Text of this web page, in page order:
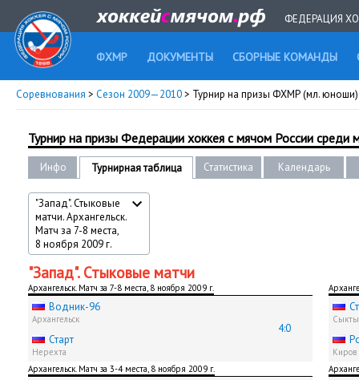
ФЕДЕРАЦИЯ
ФХМР ДОКУМЕНТЫ СБОРНЫЕ КОМАНДЫ
Соревнования > Сезон 2009—2010> Турнир на призы ФХМР (мл. юноши)
Турнир на призы Федерации хоккея с мячом России
Инфо Турнирная таблица Статистика Календарь
"Запад". Стыковые
матчи. Архангельск.
Матч за 7-8 места,
8 ноября 2009 г.
"Запад". Стыковые матчи
Архангельск. Матч за 7-8 места, 8 ноября 2009 г.
Водник-96
Архангельск
4:0
Старт
Нерехта
Киров
Архангельск. Матч за 3-4 места, 8 ноября 2009 г.